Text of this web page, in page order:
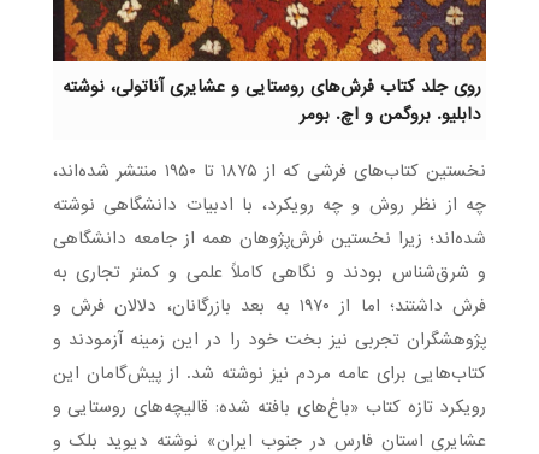
روی جلد کتاب فرش‌های روستایی و عشایری آناتولی، نوشته
دابلیو. بروگمن و اچ. بومر
نخستین کتاب‌های فرشی که از ۱۸۷۵ تا ۱۹۵۰ منتشر شده‌اند،
چه از نظر روش و چه رویکرد، با ادبیات دانشگاهی نوشته
شده‌اند؛ زیرا نخستین فرش‌پژوهان همه از جامعه دانشگاهی
و شرق‌شناس بودند و نگاهی کاملاً علمی و کمتر تجاری به
فرش داشتند؛ اما از ۱۹۷۰ به بعد بازرگانان، دلالان فرش و
پژوهشگران تجربی نیز بخت خود را در این زمینه آزمودند و
کتاب‌هایی برای عامه مردم نیز نوشته شد. از پیش‌گامان این
رویکرد تازه کتاب «باغ‌های بافته شده: قالیچه‌های روستایی و
عشایری استان فارس در جنوب ایران» نوشته دیوید بلک و